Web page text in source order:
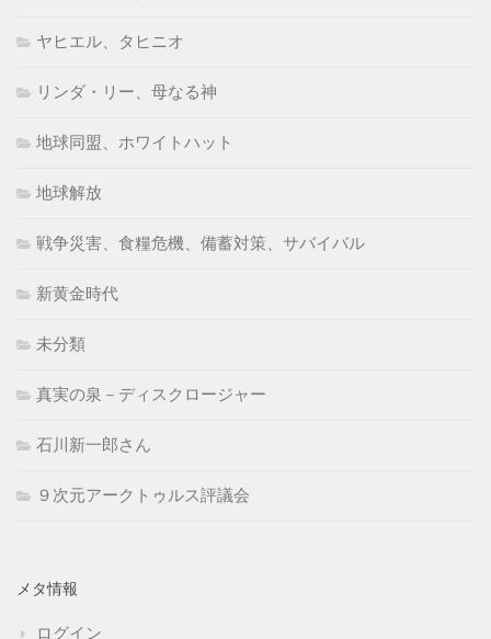
ヤヒエル、タヒニオ
リンダ・リー、母なる神
地球同盟、ホワイトハット
地球解放
戦争災害、食糧危機、備蓄対策、サバイバル
新黄金時代
未分類
真実の泉－ディスクロージャー
石川新一郎さん
９次元アークトゥルス評議会
メタ情報
ログイン